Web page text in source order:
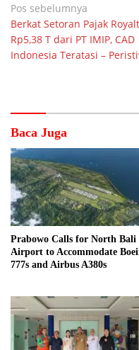
Navigasi
pos
Pos sebelumnya
Berkat Setoran Pajak
Rp5,38 T dari PT IMIP, CAD
Indonesia Teratasi –
Baca Juga
Prabowo Calls for North Bali
Airport to Accommodate
777s and Airbus A380s